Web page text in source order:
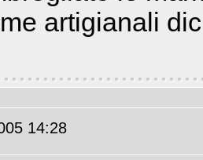
artigianali
14:28